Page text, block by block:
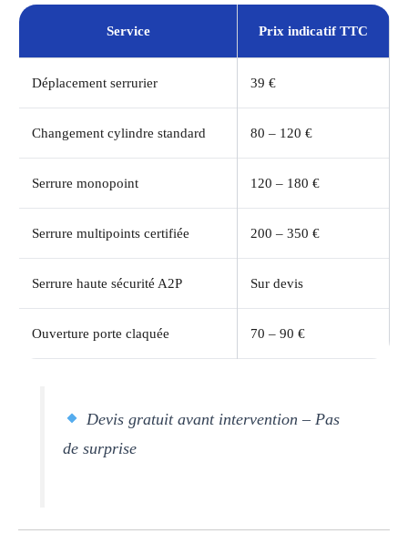
Service Prix indicatif TTC
Déplacement serrurier 39 €
Changement cylindre standard 80 – 120 €
Serrure monopoint 120 – 180 €
Serrure multipoints certifiée 200 – 350 €
Serrure haute sécurité A2P Sur devis
Ouverture porte claquée 70 – 90 €
Devis gratuit avant intervention – Pas
de surprise